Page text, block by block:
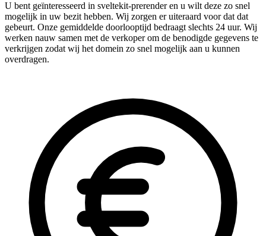
U bent geïnteresseerd in sveltekit-prerender en u wilt deze zo snel
mogelijk in uw bezit hebben. Wij zorgen er uiteraard voor dat dat
gebeurt. Onze gemiddelde doorlooptijd bedraagt slechts 24 uur. Wij
werken nauw samen met de verkoper om de benodigde gegevens te
verkrijgen zodat wij het domein zo snel mogelijk aan u kunnen
overdragen.